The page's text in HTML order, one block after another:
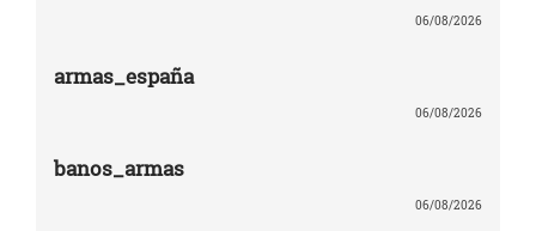
06/08/2026
armas_españa
06/08/2026
banos_armas
06/08/2026